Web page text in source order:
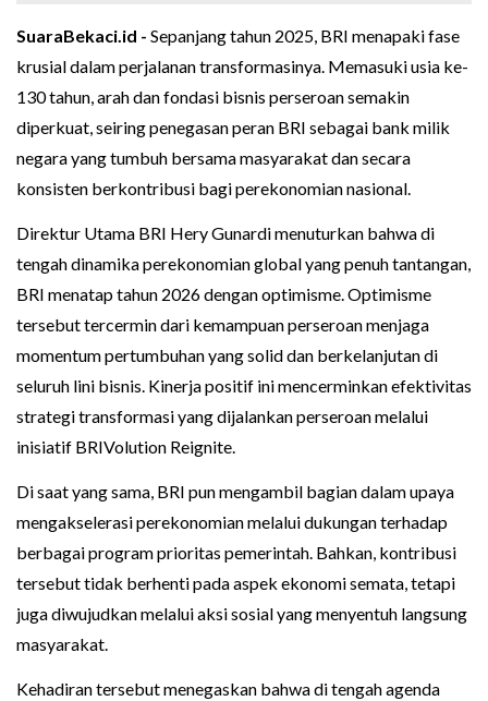
SuaraBekaci.id - Sepanjang tahun 2025, BRI menapaki fase
krusial dalam perjalanan transformasinya. Memasuki usia ke-
130 tahun, arah dan fondasi bisnis perseroan semakin
diperkuat, seiring penegasan peran BRI sebagai bank milik
negara yang tumbuh bersama masyarakat dan secara
konsisten berkontribusi bagi perekonomian nasional.
Direktur Utama BRI Hery Gunardi menuturkan bahwa di
tengah dinamika perekonomian global yang penuh tantangan,
BRI menatap tahun 2026 dengan optimisme. Optimisme
tersebut tercermin dari kemampuan perseroan menjaga
momentum pertumbuhan yang solid dan berkelanjutan di
seluruh lini bisnis. Kinerja positif ini mencerminkan efektivitas
strategi transformasi yang dijalankan perseroan melalui
inisiatif BRIVolution Reignite.
Di saat yang sama, BRI pun mengambil bagian dalam upaya
mengakselerasi perekonomian melalui dukungan terhadap
berbagai program prioritas pemerintah. Bahkan, kontribusi
tersebut tidak berhenti pada aspek ekonomi semata, tetapi
juga diwujudkan melalui aksi sosial yang menyentuh langsung
masyarakat.
Kehadiran tersebut menegaskan bahwa di tengah agenda